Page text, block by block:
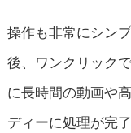
操作も非常にシン
後、ワンクリック
に長時間の動画や
ディーに処理が完了